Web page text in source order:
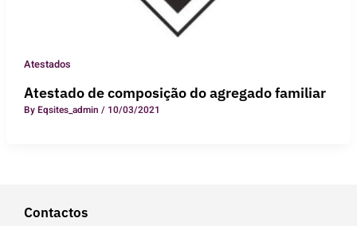
Atestados
Atestado de composição do agregado familiar
ByEqsites_admin / 10/03/2021
Contactos